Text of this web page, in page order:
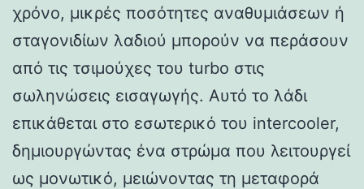
χρόνο, μικρές ποσότητες αναθυμιάσεων ή
σταγονιδίων λαδιού μπορούν να περάσουν
από τις τσιμούχες του turbo στις
σωληνώσεις εισαγωγής. Αυτό το λάδι
επικάθεται στο εσωτερικό του intercooler,
δημιουργώντας ένα στρώμα που λειτουργεί
ως μονωτικό, μειώνοντας τη μεταφορά